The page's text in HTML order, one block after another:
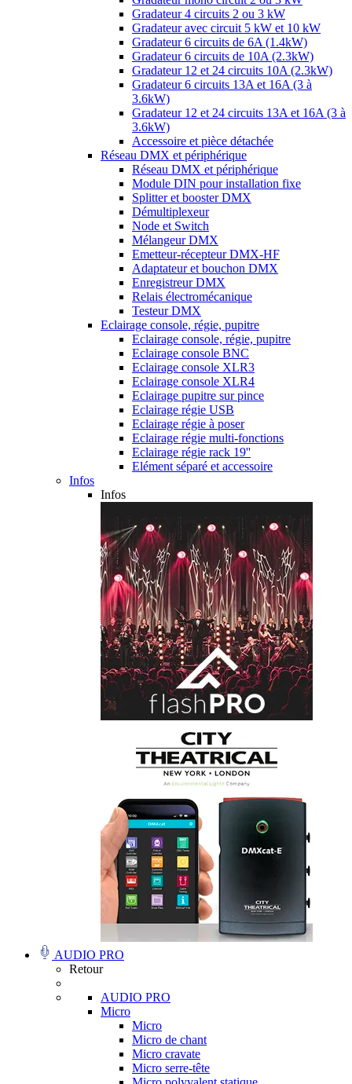
Gradateur 4 circuits 2 ou 3 kW
Gradateur avec circuit 5 kW et 10 kW
Gradateur 6 circuits de 6A (1.4kW)
Gradateur 6 circuits de 10A (2.3kW)
Gradateur 12 et 24 circuits 10A (2.3kW)
Gradateur 6 circuits 13A et 16A (3 à
3.6kW)
Gradateur 12 et 24 circuits 13A et 16A (3 à
3.6kW)
Accessoire et pièce détachée
Réseau DMX et périphérique
Réseau DMX et périphérique
Module DIN pour installation fixe
Splitter et booster DMX
Démultiplexeur
Node et Switch
Mélangeur DMX
Emetteur-récepteur DMX-HF
Adaptateur et bouchon DMX
Enregistreur DMX
Relais électromécanique
Testeur DMX
Eclairage console, régie, pupitre
Eclairage console, régie, pupitre
Eclairage console BNC
Eclairage console XLR3
Eclairage console XLR4
Eclairage pupitre sur pince
Eclairage régie USB
Eclairage régie à poser
Eclairage régie multi-fonctions
Eclairage régie rack 19''
Elément séparé et accessoire
Infos
Infos
AUDIO PRO
Retour
AUDIO PRO
Micro
Micro
Micro de chant
Micro cravate
Micro serre-tête